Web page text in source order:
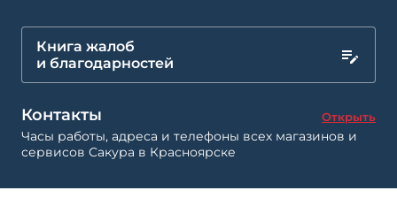
Книга жалоб
и благодарностей
Контакты Открыть
Часы работы, адреса и телефоны всех магазинов и
сервисов Сакура в Красноярске